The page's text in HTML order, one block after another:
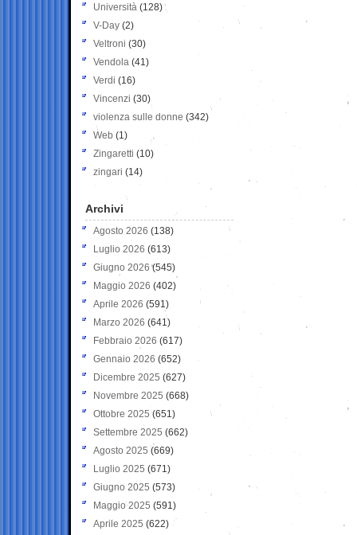
Università (128)
V-Day (2)
Veltroni (30)
Vendola (41)
Verdi (16)
Vincenzi (30)
violenza sulle donne (342)
Web (1)
Zingaretti (10)
zingari (14)
Archivi
Agosto 2026 (138)
Luglio 2026 (613)
Giugno 2026 (545)
Maggio 2026 (402)
Aprile 2026 (591)
Marzo 2026 (641)
Febbraio 2026 (617)
Gennaio 2026 (652)
Dicembre 2025 (627)
Novembre 2025 (668)
Ottobre 2025 (651)
Settembre 2025 (662)
Agosto 2025 (669)
Luglio 2025 (671)
Giugno 2025 (573)
Maggio 2025 (591)
Aprile 2025 (622)